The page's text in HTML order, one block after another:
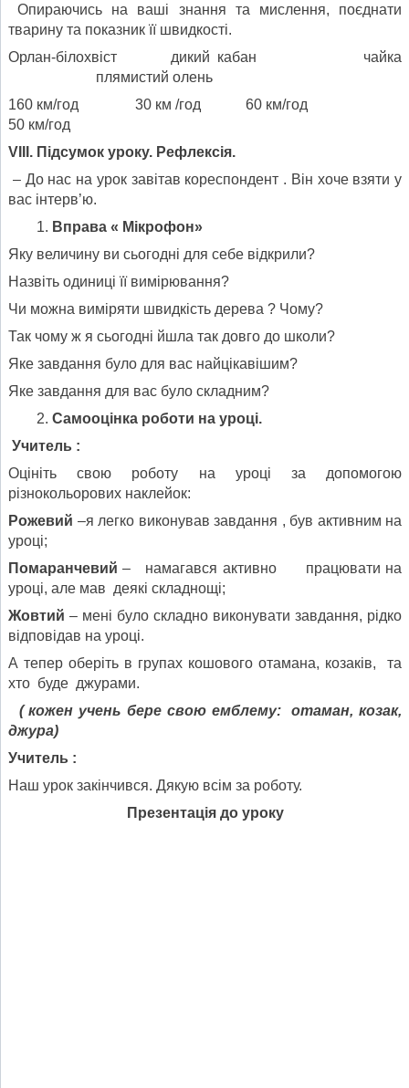
Опираючись на ваші знання та мислення, поєднати
тварину та показник її швидкості.
Орлан-білохвіст дикий кабан чайка
плямистий олень
160 км/год 30 км /год 60 км/год
50 км/год
V ІІІ. Підсумок уроку. Рефлексія.
– До нас на урок завітав кореспондент . Він хоче взяти у
вас інтерв’ю.
Вправа « Мікрофон»
Яку величину ви сьогодні для себе відкрили?
Назвіть одиниці її вимірювання?
Чи можна виміряти швидкість дерева ? Чому?
Так чому ж я сьогодні йшла так довго до школи?
Яке завдання було для вас найцікавішим?
Яке завдання для вас було складним?
Самооцінка роботи на уроці.
Учитель :
Оцініть свою роботу на уроці за допомогою
різнокольорових наклейок:
Рожевий –я легко виконував завдання , був активним на
уроці;
Помаранчевий – намагався активно працювати на
уроці, але мав деякі складнощі;
Жовтий – мені було складно виконувати завдання, рідко
відповідав на уроці.
А тепер оберіть в групах кошового отамана, козаків, та
хто буде джурами.
( кожен учень бере свою емблему: отаман, козак,
джура)
Учитель :
Наш урок закінчився. Дякую всім за роботу.
Презентація до уроку